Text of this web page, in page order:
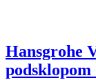
Hansgrohe
podsklopom